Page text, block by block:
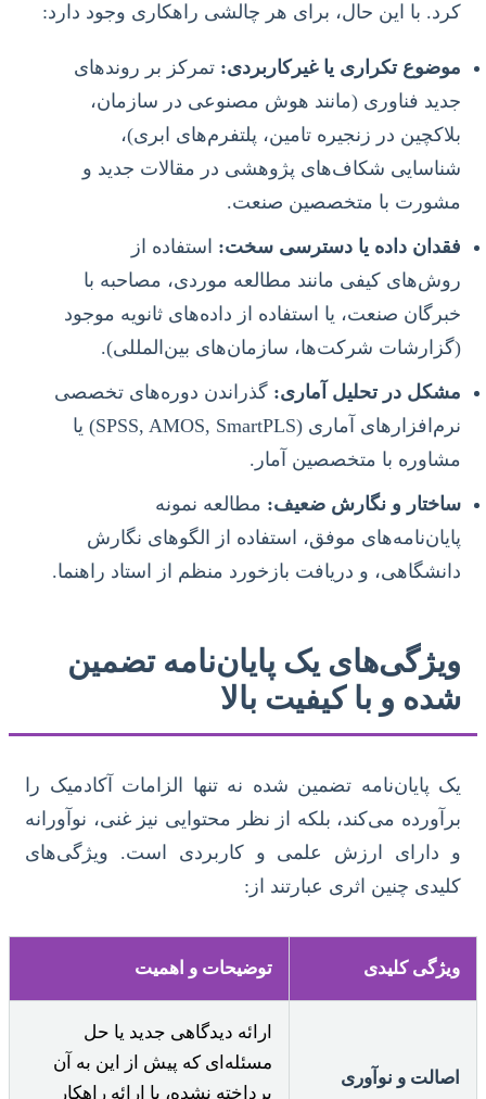
کرد. با این حال، برای هر چالشی راهکاری وجود دارد:
موضوع تکراری یا غیرکاربردی: تمرکز بر روندهای
جدید فناوری (مانند هوش مصنوعی در سازمان،
بلاکچین در زنجیره تامین، پلتفرم‌های ابری)،
شناسایی شکاف‌های پژوهشی در مقالات جدید و
مشورت با متخصصین صنعت.
فقدان داده یا دسترسی سخت: استفاده از
روش‌های کیفی مانند مطالعه موردی، مصاحبه با
خبرگان صنعت، یا استفاده از داده‌های ثانویه موجود
(گزارشات شرکت‌ها، سازمان‌های بین‌المللی).
مشکل در تحلیل آماری: گذراندن دوره‌های تخصصی
نرم‌افزارهای آماری (SPSS, AMOS, SmartPLS) یا
مشاوره با متخصصین آمار.
ساختار و نگارش ضعیف: مطالعه نمونه
پایان‌نامه‌های موفق، استفاده از الگوهای نگارش
دانشگاهی، و دریافت بازخورد منظم از استاد راهنما.
ویژگی‌های یک پایان‌نامه تضمین
شده و با کیفیت بالا
یک پایان‌نامه تضمین شده نه تنها الزامات آکادمیک را
برآورده می‌کند، بلکه از نظر محتوایی نیز غنی، نوآورانه
و دارای ارزش علمی و کاربردی است. ویژگی‌های
کلیدی چنین اثری عبارتند از:
ویژگی کلیدی توضیحات و اهمیت
اصالت و نوآوری
ارائه دیدگاهی جدید یا حل
مسئله‌ای که پیش از این به آن
پرداخته نشده، یا ارائه راهکار